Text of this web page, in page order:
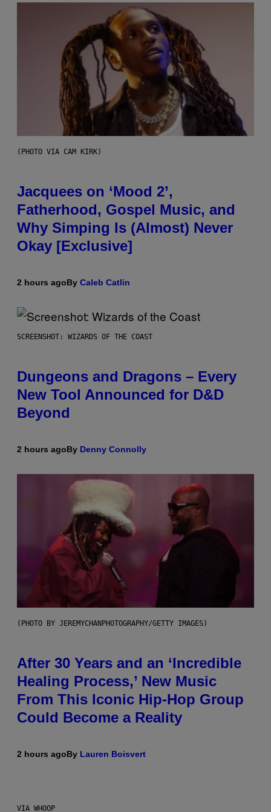
(PHOTO VIA CAM KIRK)
Jacquees on ‘Mood 2’,
Fatherhood, Gospel Music, and
Why Simping Is (Almost) Never
Okay [Exclusive]
2 hours agoBy Caleb Catlin
SCREENSHOT: WIZARDS OF THE COAST
Dungeons and Dragons – Every
New Tool Announced for D&D
Beyond
2 hours agoBy Denny Connolly
(PHOTO BY JEREMYCHANPHOTOGRAPHY/GETTY IMAGES)
After 30 Years and an ‘Incredible
Healing Process,’ New Music
From This Iconic Hip-Hop Group
Could Become a Reality
2 hours agoBy Lauren Boisvert
VIA WHOOP